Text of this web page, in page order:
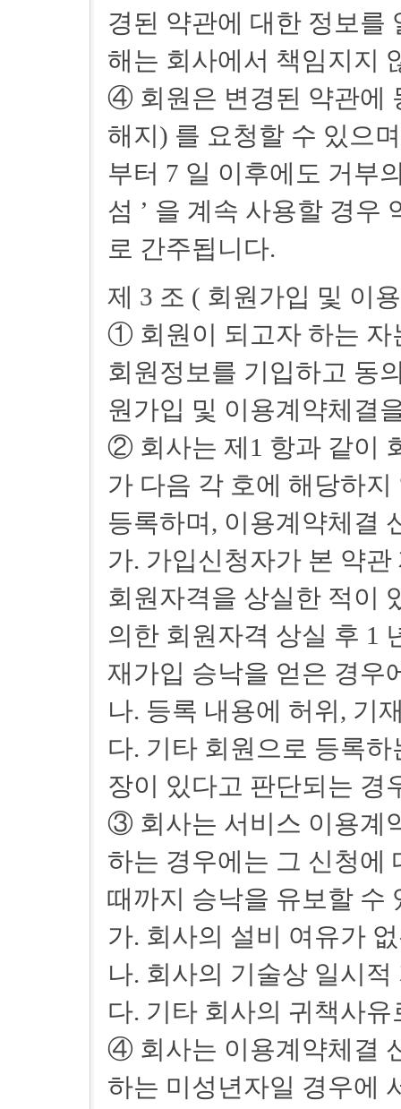
경된 약관에 대한 정보를
해는 회사에서 책임지지
④ 회원은 변경된 약관에
해지) 를 요청할 수 있으
부터 7 일 이후에도 거부
섬 ’ 을 계속 사용할 경우
로 간주됩니다.
제 3 조 ( 회원가입 및 이
① 회원이 되고자 하는 자
회원정보를 기입하고 동
원가입 및 이용계약체결
② 회사는 제1 항과 같이
가 다음 각 호에 해당하
등록하며, 이용계약체결
가. 가입신청자가 본 약
회원자격을 상실한 적이
의한 회원자격 상실 후 1
재가입 승낙을 얻은 경우
나. 등록 내용에 허위, 기
다. 기타 회원으로 등록
장이 있다고 판단되는 경
③ 회사는 서비스 이용계
하는 경우에는 그 신청에
때까지 승낙을 유보할 수
가. 회사의 설비 여유가
나. 회사의 기술상 일시
다. 기타 회사의 귀책사
④ 회사는 이용계약체결
하는 미성년자일 경우에